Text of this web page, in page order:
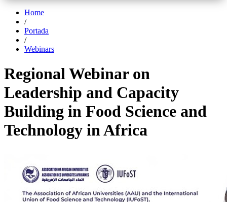
Home
/
Portada
/
Webinars
Regional Webinar on
Leadership and Capacity
Building in Food Science and
Technology in Africa